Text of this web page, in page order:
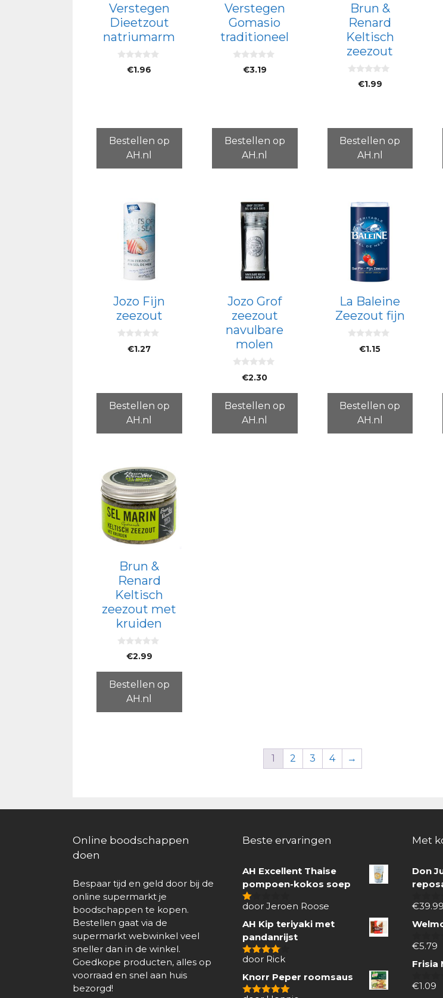
Verstegen
Dieetzout
natriumarm
€1.96
Bestellen op
AH.nl
Verstegen
Gomasio
traditioneel
€3.19
Bestellen op
AH.nl
Brun &
Renard
Keltisch
zeezout
€1.99
Bestellen op
AH.nl
Jozo Fijn
zeezout
€1.27
Bestellen op
AH.nl
Jozo Grof
zeezout
navulbare
molen
5
€2.30
Bestellen op
AH.nl
La Baleine
Zeezout fijn
€1.15
Bestellen op
AH.nl
Brun &
Renard
Keltisch
zeezout met
kruiden
5
€2.99
Bestellen op
AH.nl
1 2 3 4 →
Online boodschappen
doen
Bespaar tijd en geld door bij de
online supermarkt je
boodschappen te kopen.
Bestellen gaat via de
supermarkt webwinkel veel
sneller dan in de winkel.
Goedkope producten, alles op
voorraad en snel aan huis
bezorgd!
Beste ervaringen
AH Excellent Thaise
pompoen-kokos soep
1
5
door Jeroen Roose
AH Kip teriyaki met
pandanrijst
4van 5
door Rick
Knorr Peper roomsaus
Met
Don
0
5
€39.99
0
5
€5.79
Frisia
0
€1.09